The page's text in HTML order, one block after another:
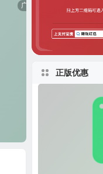
正版优惠